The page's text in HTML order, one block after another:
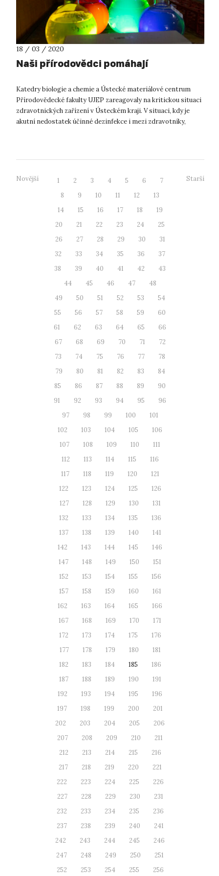
18 / 03 / 2020
Naši přírodovědci pomáhají
Katedry biologie a chemie a Ústecké materiálové centrum
Přírodovědecké fakulty UJEP zareagovaly na kritickou situaci
zdravotnických zařízení v Ústeckém kraji. V situaci, kdy je
akutní nedostatek účinné dezinfekce i mezi zdravotníky,
Novější 1 2 3 4 5 6
7
8
9 10 11 12
13
14
15 16 17 18
19
20
21 22 23 24
25
26
27 28 29 30
31
32
33 34 35 36
37
38
39 40 41 42
43
44
45 46 47
48
49
50 51 52 53
54
55
56 57 58 59
60
61
62 63 64 65
66
67
68 69 70 71
72
73
74 75 76 77
78
79
80 81 82 83
84
85
86 87 88 89
90
91
92 93 94 95
96
97
98 99 100
101
102
103 104 105
106
107
108 109 110
111
112
113 114 115
116
117
118 119 120
121
122
123 124 125
126
127
128 129 130
131
132
133 134 135
136
137
138 139 140
141
142
143 144 145
146
147
148 149 150
151
152
153 154 155
156
157
158 159 160
161
162
163 164 165
166
167
168 169 170
171
172
173 174 175
176
177
178 179 180
181
182
183 184 185
186
187
188 189 190
191
192
193 194 195
196
197
198 199 200
201
202
203 204 205
206
207
208 209 210
211
212
213 214 215
216
217
218 219 220
221
222
223 224 225
226
227
228 229 230
231
232
233 234 235
236
237
238 239 240
241
242
243 244 245
246
247
248 249 250
251
252
253 254 255
256
Starší